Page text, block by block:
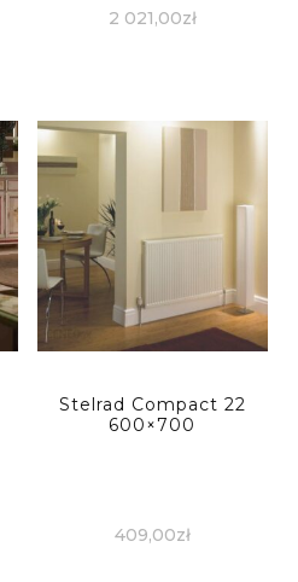
2 021,00zł
Stelrad Compact 22
600×700
409,00zł